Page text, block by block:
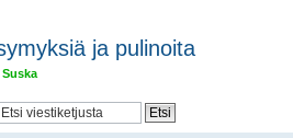
ja pulinoita
Suska